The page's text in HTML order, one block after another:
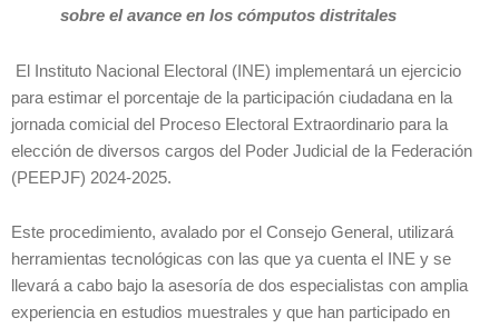
sobre el avance en los cómputos distritales
El Instituto Nacional Electoral (INE) implementará un ejercicio
para estimar el porcentaje de la participación ciudadana en la
jornada comicial del Proceso Electoral Extraordinario para la
elección de diversos cargos del Poder Judicial de la Federación
(PEEPJF) 2024-2025.
Este procedimiento, avalado por el Consejo General, utilizará
herramientas tecnológicas con las que ya cuenta el INE y se
llevará a cabo bajo la asesoría de dos especialistas con amplia
experiencia en estudios muestrales y que han participado en